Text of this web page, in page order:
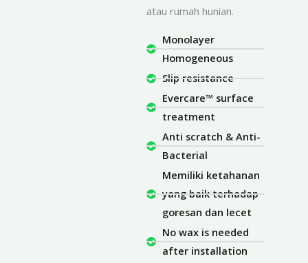
atau rumah hunian.
Monolayer
Homogeneous
Slip resistance
Evercare™ surface
treatment
Anti scratch & Anti-
Bacterial
Memiliki ketahanan
yang baik terhadap
goresan dan lecet
No wax is needed
after installation